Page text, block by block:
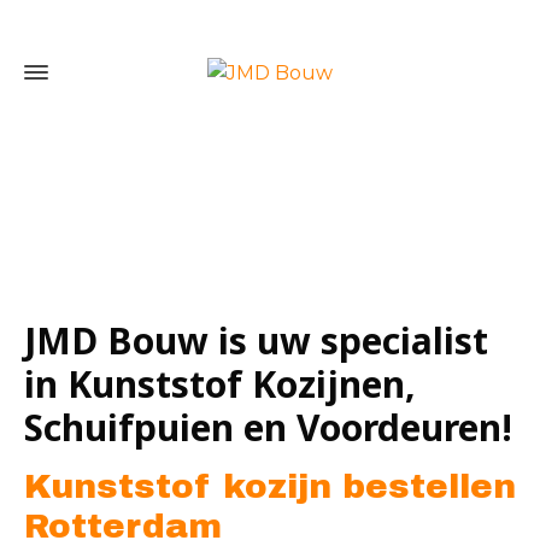
JMD Bouw is uw specialist
in Kunststof Kozijnen,
Schuifpuien en Voordeuren!
Kunststof kozijn bestellen
Rotterdam